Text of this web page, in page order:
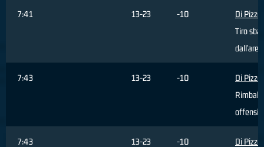
7:41 13-23 -10
Di Pizzo
Tiro
dall'area
7:43 13-23 -10
Di Pizzo
7:43 13-23 -10
Di Pizzo